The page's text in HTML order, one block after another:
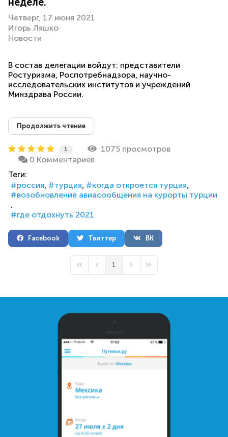
Четверг, 17 июня 2021
Игорь Ляшко
Новости
В состав делегации войдут: представители
Ростуризма, Роспотребнадзора, научно-
исследовательских институтов и учреждений
Минздрава России.
Продолжить чтение
1
1075 просмотров
0 Комментариев
Теги:
россия
турция
когда откроется турция
возобновление авиасообщения на курорты турции
где отдохнуть 2021
Facebook Твиттер ВК
First PagePrevious Page
1 Next PageLast Page